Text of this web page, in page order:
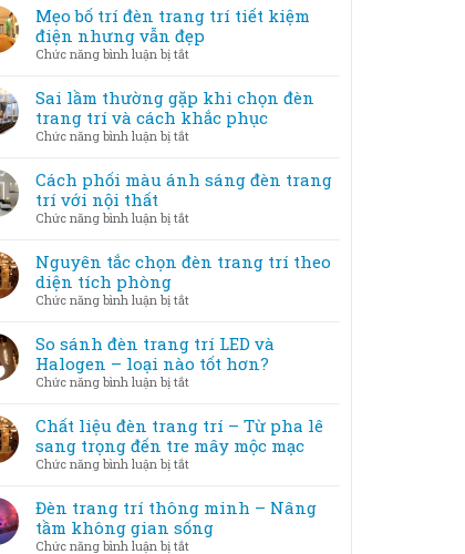
kiện
–
Tạo
gian
lung
linh
trang
trí
nghệ
Khi
ánh
sáng
thành
phẩm
Mẹo bố trí đèn trang trí tiết kiệm
điện nhưng vẫn đẹp
Chức năng bình luận bị tắtở
trí
đèn
tiết
điện
vẫn
Sai lầm thường gặp khi chọn đèn
trang trí và cách khắc phục
Chức năng bình luận bị tắtở
lầm
đèn
trí
cách
khắc
phục
Cách phối màu ánh sáng đèn trang
trí với nội thất
Chức năng bình luận bị tắtở
phối
trang
trí
với
thất
Nguyên tắc chọn đèn trang trí theo
diện tích phòng
Chức năng bình luận bị tắtở
tắc
chọn
đèn
theo
diện
tích
So sánh đèn trang trí LED và
Halogen – loại nào tốt hơn?
Chức năng bình luận bị tắtở
sánh
đèn
trang
và
Halogen
Chất liệu đèn trang trí – Từ pha lê
sang trọng đến tre mây mộc mạc
Chức năng bình luận bị tắtở
đèn
trang
Đèn trang trí thông minh – Nâng
tầm không gian sống
Chức năng bình luận bị tắtở